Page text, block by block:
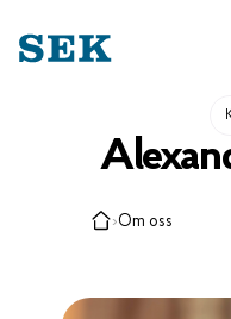
HOPPA
›Om oss